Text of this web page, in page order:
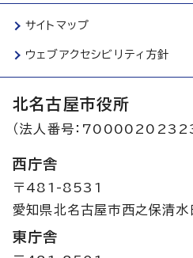
サイトマップ
ウェブアクセシビリティ方針
北名古屋市役所
（法人番号：
西庁舎
〒481-8531
愛知県北名古屋市西之保清
東庁舎